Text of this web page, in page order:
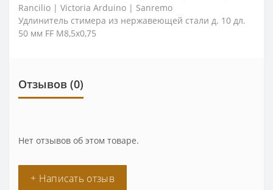
Rancilio | Victoria Arduino | Sanremo
Удлинитель стимера из нержавеющей стали д. 10 дл.
50 мм FF M8,5x0,75
Отзывов (0)
Нет отзывов об этом товаре.
+ Написать отзыв